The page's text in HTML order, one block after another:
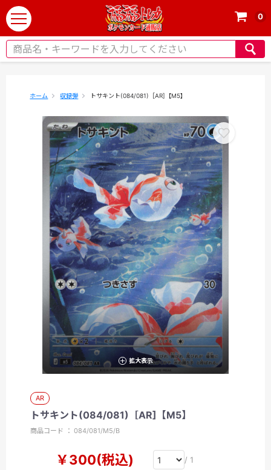
t
o
g
0
ホーム 収録弾 トサキント(084/081)［AR]【M5】
拡大表示
AR
トサキント(084/081)［AR]【M5】
商品コード ： 084/081/M5/B
￥300(税込) / 1